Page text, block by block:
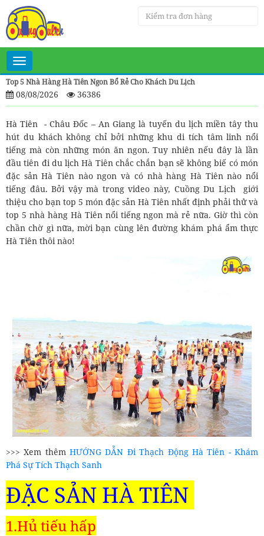
Toggle
navigation
Top 5 Nhà Hàng Hà Tiên Ngon Bổ Rẻ Cho Khách Du Lịch
08/08/2026 36386
Hà Tiên - Châu Đốc – An Giang là tuyến du lịch miền tây thu
hút du khách không chỉ bởi những khu di tích tâm linh nổi
tiếng mà còn những món ăn ngon. Tuy nhiên nếu đây là lần
đầu tiên đi du lịch Hà Tiên chắc chắn bạn sẽ không biế có món
đặc sản Hà Tiên nào ngon và có nhà hàng Hà Tiên nào nổi
tiếng đâu. Bởi vậy mà trong video này, Cuồng Du Lịch giới
thiệu cho bạn top 5 món đặc sản Hà Tiên nhất định phải thử và
top 5 nhà hàng Hà Tiên nổi tiếng ngon mà rẻ nữa. Giờ thì còn
chần chờ gì nữa, mời bạn cùng lên đường khám phá ẩm thực
Hà Tiên thôi nào!
>>> Xem thêmHƯỚNG DẪN Đi Thạch Động Hà Tiên - Khám
Phá Sự Tích Thạch Sanh
ĐẶC SẢN HÀ TIÊN
1.Hủ tiếu hấp